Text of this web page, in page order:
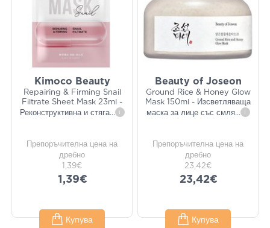
Kimoco Beauty
Repairing & Firming Snail
Filtrate Sheet Mask 23ml -
Реконструктивна и стяга... i
Препоръчителна цена на
дребно
1,39€
1,39€
Купува
Beauty of Joseon
Ground Rice & Honey Glow
Mask 150ml - Изсветляваща
маска за лице със смля... i
Препоръчителна цена на
дребно
23,42€
23,42€
Купува